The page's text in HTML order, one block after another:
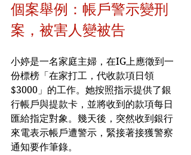
個案舉例 ：帳戶警示變刑
案，被害人變被告
小婷是一名家庭主婦，在IG上應徵到一
份標榜「在家打工，代收款項日領
$3000」的工作。她按照指示提供了銀
行帳戶與提款卡，並將收到的款項每日
匯給指定對象。幾天後，突然收到銀行
來電表示帳戶遭警示，緊接著接獲警察
通知要作筆錄。